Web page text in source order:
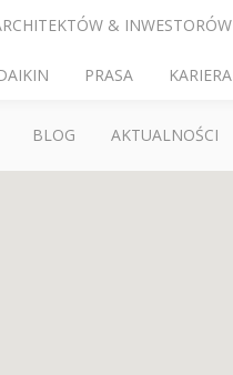
& INWESTORÓW
PRASA KARIERA
BLOG AKTUALNOŚCI